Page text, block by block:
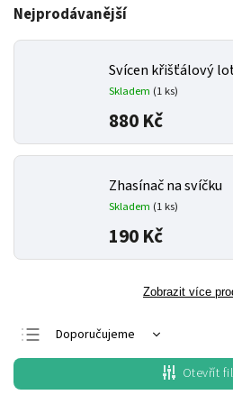
Nejprodávanější
Svícen křišťálový
Skladem (1 ks)
880 Kč
Zhasínač na svíčku
Skladem (1 ks)
190 Kč
Zobrazit více
Doporučujeme
Nejlevnější
Nejdražší
Otevřít